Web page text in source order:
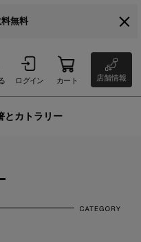
無料
ログイン カート 店舗情報
とカトラリー